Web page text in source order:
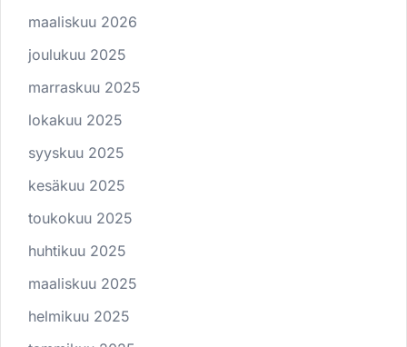
maaliskuu 2026
joulukuu 2025
marraskuu 2025
lokakuu 2025
syyskuu 2025
kesäkuu 2025
toukokuu 2025
huhtikuu 2025
maaliskuu 2025
helmikuu 2025